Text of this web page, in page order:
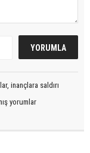
inançlara saldırı
yorumlar